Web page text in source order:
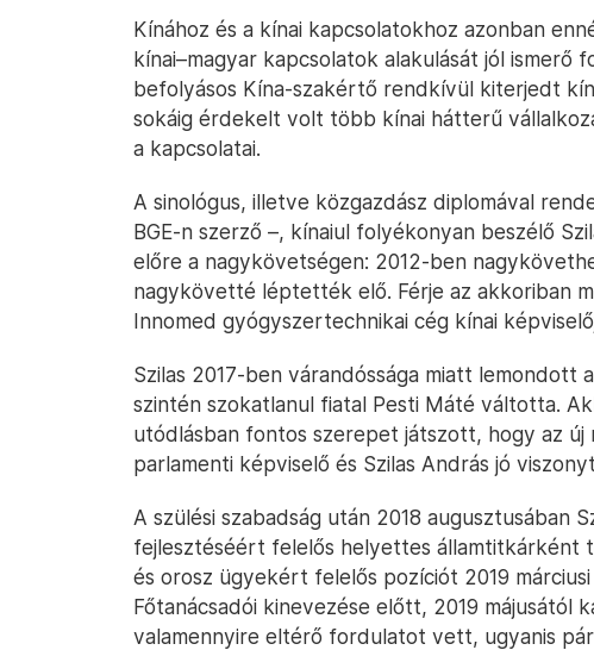
Kínához és a kínai kapcsolatokhoz azonban
kínai–magyar kapcsolatok alakulását jól ismerő
befolyásos Kína-szakértő rendkívül kiterjedt
sokáig érdekelt volt több kínai hátterű
a kapcsolatai.
A sinológus, illetve közgazdász diplomával
BGE-n szerző –, kínaiul folyékonyan beszélő
előre a nagykövetségen: 2012-ben
nagykövetté léptették elő. Férje az akkoriban
Innomed gyógyszertechnikai cég kínai
Szilas 2017-ben várandóssága miatt lemondott
szintén szokatlanul fiatal Pesti Máté váltotta.
utódlásban fontos szerepet játszott, hogy az új
parlamenti képviselő és Szilas András jó
A szülési szabadság után 2018 augusztusában
fejlesztéséért felelős helyettes államtitkárként
és orosz ügyekért felelős pozíciót 2019
Főtanácsadói kinevezése előtt, 2019 májusától
valamennyire eltérő fordulatot vett, ugyanis